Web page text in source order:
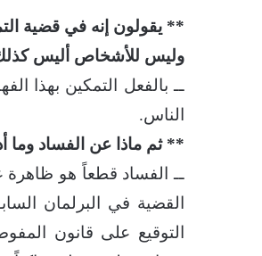
** يقولون إنه في قضية
وليس للأشخاص أليس
ــ بالفعل التمكين بهذا
الناس.
** ثم ماذا عن الفساد وما
ــ الفساد قطعاً هو ظاهرة
القضية في البرلمان
التوقيع على قانون